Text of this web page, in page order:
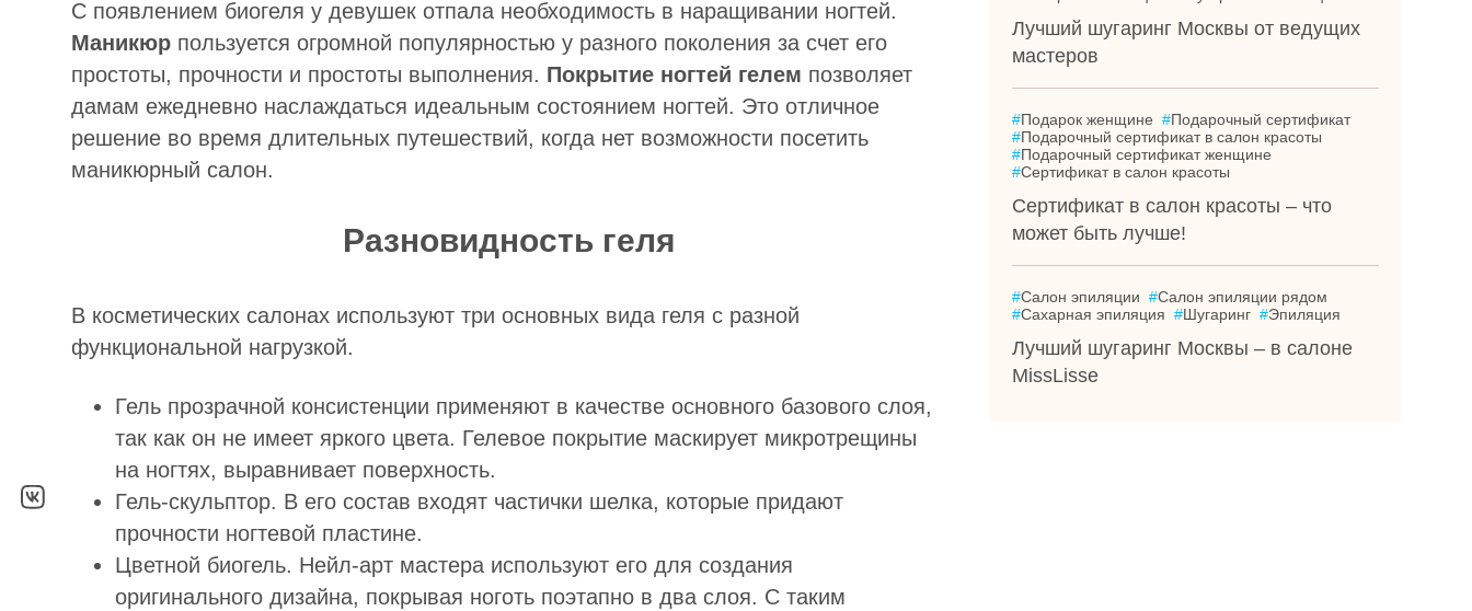
С появлением биогеля у девушек отпала необходимость в наращивании ногтей.
Маникюр пользуется огромной популярностью у разного поколения за счет его
простоты, прочности и простоты выполнения. Покрытие ногтей гелем позволяет
дамам ежедневно наслаждаться идеальным состоянием ногтей. Это отличное
решение во время длительных путешествий, когда нет возможности посетить
маникюрный салон.
Разновидность геля
В косметических салонах используют три основных вида геля с разной
функциональной нагрузкой.
Гель прозрачной консистенции применяют в качестве основного базового слоя,
так как он не имеет яркого цвета. Гелевое покрытие маскирует микротрещины
на ногтях, выравнивает поверхность.
Гель-скульптор. В его состав входят частички шелка, которые придают
прочности ногтевой пластине.
Цветной биогель. Нейл-арт мастера используют его для создания
оригинального дизайна, покрывая ноготь поэтапно в два слоя. С таким
Лучший шугаринг Москвы от ведущих
мастеров
#Подарок женщине #Подарочный сертификат
#Подарочный сертификат в салон красоты
#Подарочный сертификат женщине
#Сертификат в салон красоты
Сертификат в салон красоты – что
может быть лучше!
#Салон эпиляции #Салон эпиляции рядом
#Сахарная эпиляция #Шугаринг #Эпиляция
Лучший шугаринг Москвы – в салоне
MissLisse